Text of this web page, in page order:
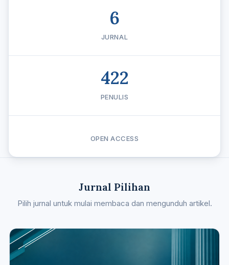
6
JURNAL
422
PENULIS
OPEN ACCESS
Jurnal Pilihan
Pilih jurnal untuk mulai membaca dan mengunduh artikel.